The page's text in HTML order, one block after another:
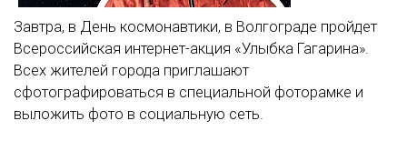
Завтра, в День космонавтики, в Волгограде пройдет
Всероссийская интернет-акция «Улыбка Гагарина».
Всех жителей города приглашают
сфотографироваться в специальной фоторамке и
выложить фото в социальную сеть.